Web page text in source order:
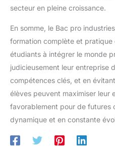
secteur en pleine croissance.
En somme, le Bac pro
formation complète et
étudiants à intégrer le monde
judicieusement leur entreprise
compétences clés, et en
élèves peuvent maximiser leur
favorablement pour de futures
dynamique et en constante